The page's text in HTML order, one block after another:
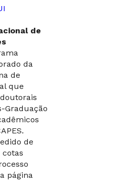
de
da
de
que
Graduação
de
página